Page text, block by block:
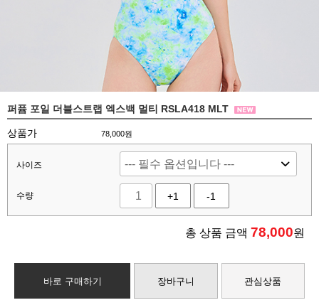
퍼퓸 포일 더블스트랩 엑스백 멀티 RSLA418 MLT
상품가 78,000원
사이즈
수량 +1 -1
총 상품 금액 78,000원
바로 구매하기 장바구니 관심상품